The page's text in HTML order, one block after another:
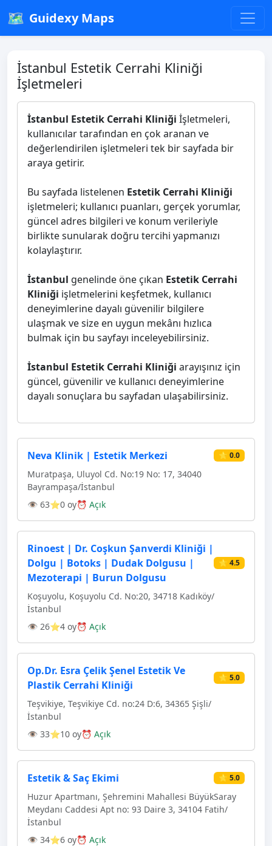
🗺️ Guidexy Maps
İstanbul Estetik Cerrahi Kliniği
İşletmeleri
İstanbul Estetik Cerrahi Kliniği İşletmeleri,
kullanıcılar tarafından en çok aranan ve
değerlendirilen işletmeleri tek bir sayfada bir
araya getirir.
Bu sayfada listelenen Estetik Cerrahi Kliniği
işletmeleri; kullanıcı puanları, gerçek yorumlar,
güncel adres bilgileri ve konum verileriyle
birlikte sunularak doğru tercihi yapmanızı
kolaylaştırır.
İstanbul genelinde öne çıkan Estetik Cerrahi
Kliniği işletmelerini keşfetmek, kullanıcı
deneyimlerine dayalı güvenilir bilgilere
ulaşmak ve size en uygun mekânı hızlıca
bulmak için bu sayfayı inceleyebilirsiniz.
İstanbul Estetik Cerrahi Kliniği arayışınız için
güncel, güvenilir ve kullanıcı deneyimlerine
dayalı sonuçlara bu sayfadan ulaşabilirsiniz.
Neva Klinik | Estetik Merkezi ⭐ 0.0
Muratpaşa, Uluyol Cd. No:19 No: 17, 34040
Bayrampaşa/İstanbul
👁 63⭐0 oy⏰ Açık
Rinoest | Dr. Coşkun Şanverdi Kliniği |
Dolgu | Botoks | Dudak Dolgusu |
Mezoterapi | Burun Dolgusu
⭐ 4.5
Koşuyolu, Koşuyolu Cd. No:20, 34718 Kadıköy/
İstanbul
👁 26⭐4 oy⏰ Açık
Op.Dr. Esra Çelik Şenel Estetik Ve
Plastik Cerrahi Kliniği
⭐ 5.0
Teşvikiye, Teşvikiye Cd. no:24 D:6, 34365 Şişli/
İstanbul
👁 33⭐10 oy⏰ Açık
Estetik & Saç Ekimi ⭐ 5.0
Huzur Apartmanı, Şehremini Mahallesi BüyükSaray
Meydanı Caddesi Apt no: 93 Daire 3, 34104 Fatih/
İstanbul
👁 34⭐6 oy⏰ Açık